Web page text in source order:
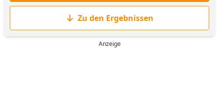
Zu den Ergebnissen